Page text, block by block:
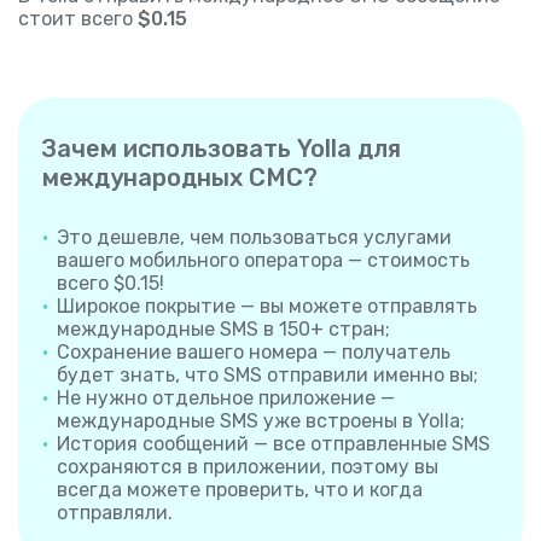
стоит всего $0.15
Зачем использовать Yolla для
международных СМС?
Это дешевле, чем пользоваться услугами
вашего мобильного оператора — стоимость
всего $0.15!
Широкое покрытие — вы можете отправлять
международные SMS в 150+ стран;
Сохранение вашего номера — получатель
будет знать, что SMS отправили именно вы;
Не нужно отдельное приложение —
международные SMS уже встроены в Yolla;
История сообщений — все отправленные SMS
сохраняются в приложении, поэтому вы
всегда можете проверить, что и когда
отправляли.